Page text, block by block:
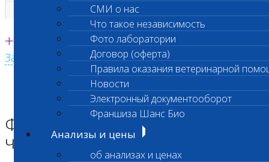
Единая круглосуточная справочная
+7 495 260 0 260
Заказать звонок с сайта
СМИ о нас
Что такое независимость
Фото лаборатории
Договор (оферта)
Правила оказания ветеринарной
Новости
Электронный документооборот
Франшиза Шанс Био
Анализы и цены
об анализах и ценах
Главная страница
Энциклопедия Шанс БИО
Фолликулярная дисплазия черных волос
Фолликулярная дисплазия
черных волос